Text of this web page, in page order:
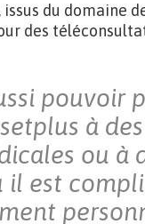
issus du
des
pouvoir
à
ou à
il est